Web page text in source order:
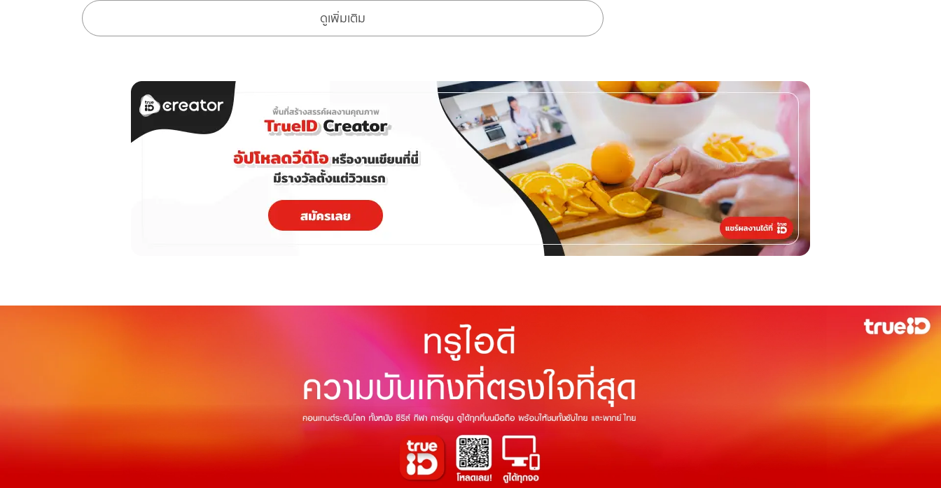
ดูเพิ่มเติม